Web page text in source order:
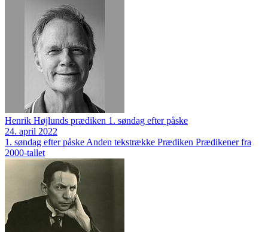
Henrik Højlunds prædiken 1. søndag efter påske
24. april 2022
1. søndag efter påske Anden tekstrække Prædiken Prædikener fra
2000-tallet